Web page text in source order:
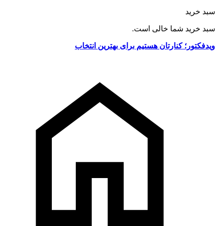
سبد خرید
سبد خرید شما خالی است.
ویدفکتور؛ کنارتان هستیم برای بهترین انتخاب